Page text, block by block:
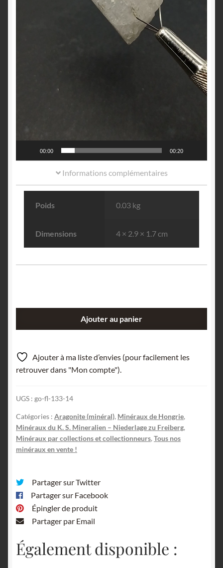
00:00 00:20
Informations complémentaires
Poids 0.03 kg
Dimensions 4 × 2.9 × 1.7 cm
Hirrengrund,
Hongrie.
Ajouter au panier
Ajouter à ma liste d’envies (pour facilement les
retrouver dans "Mon compte").
UGS : go-fl-133-14
Catégories : Aragonite (minéral), Minéraux de Hongrie,
Minéraux du K. S. Mineralien – Niederlage zu Freiberg,
Minéraux par collections et collectionneurs, Tous nos
minéraux en vente !
Partager sur Twitter
Partager sur Facebook
Épingler de produit
Partager par Email
Également disponible :